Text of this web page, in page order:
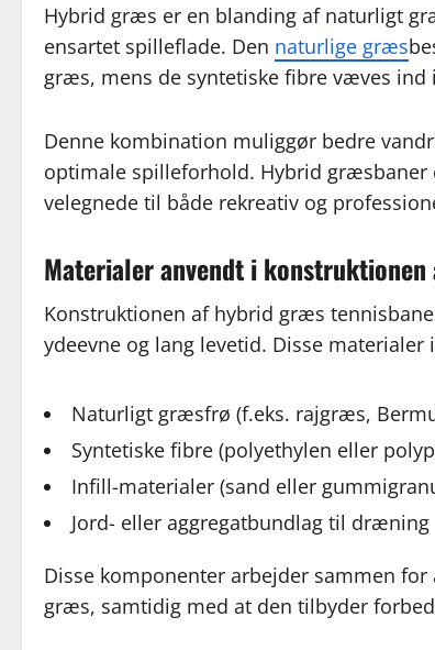
Hybrid græs er en blanding af naturligt
ensartet spilleflade. Den naturlige græs
græs, mens de syntetiske fibre væves
Denne kombination muliggør bedre
optimale spilleforhold. Hybrid
velegnede til både rekreativ og
Materialer anvendt i
Konstruktionen af hybrid græs
ydeevne og lang levetid. Disse materialer
Naturligt græsfrø (f.eks. rajgræs,
Syntetiske fibre (polyethylen eller
Infill-materialer (sand eller
Jord- eller aggregatbundlag til dræning
Disse komponenter arbejder sammen
græs, samtidig med at den tilbyder